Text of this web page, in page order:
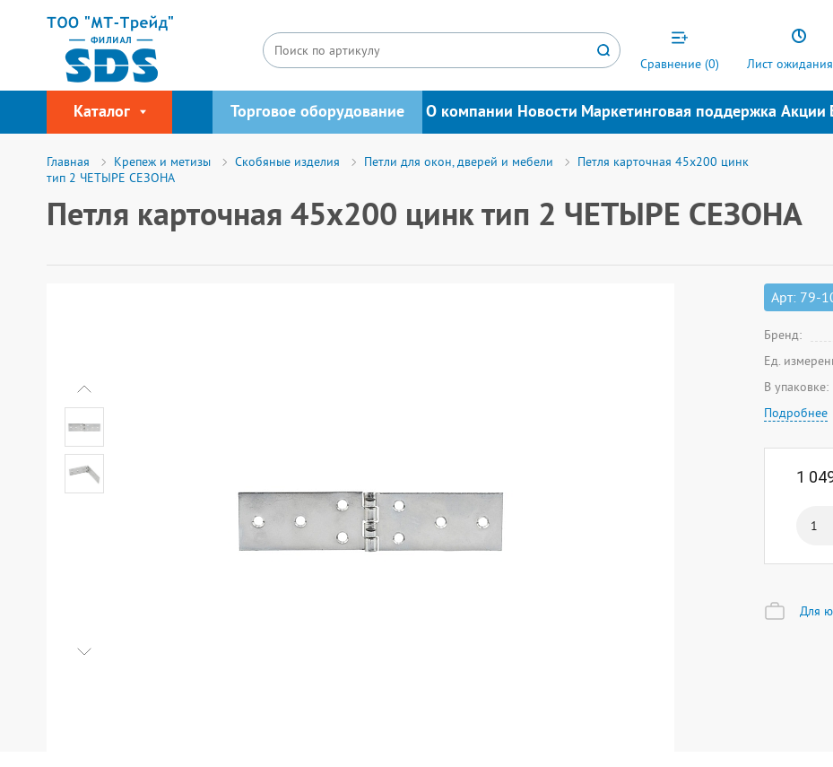
Сравнение (0) Лист
Каталог Торговое оборудование О компании Новости Маркетинговая поддержка Акции
Главная Крепеж и метизы Скобяные изделия Петли для окон, дверей и мебели
Петля карточная 45х200 цинк
тип 2 ЧЕТЫРЕ СЕЗОНА
Петля карточная 45х200 цинк тип 2 ЧЕТЫРЕ СЕЗОНА
Арт: 79-
Бренд:
Ед.
В упаковке:
Подробнее
1
Для